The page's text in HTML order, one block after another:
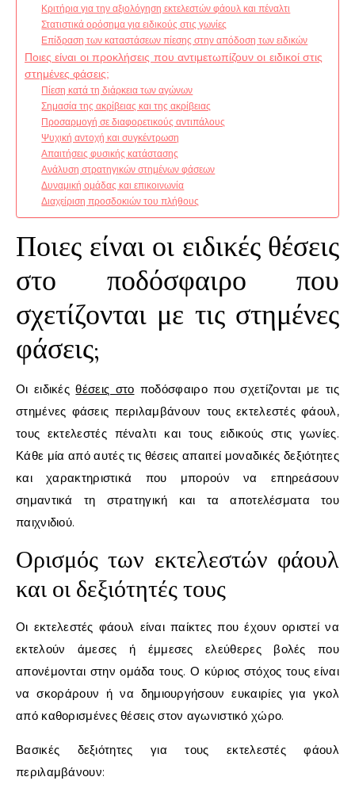
Κριτήρια για την αξιολόγηση εκτελεστών φάουλ και πέναλτι
Στατιστικά ορόσημα για ειδικούς στις γωνίες
Επίδραση των καταστάσεων πίεσης στην απόδοση των ειδικών
Ποιες είναι οι προκλήσεις που αντιμετωπίζουν οι ειδικοί στις
στημένες φάσεις;
Πίεση κατά τη διάρκεια των αγώνων
Σημασία της ακρίβειας και της ακρίβειας
Προσαρμογή σε διαφορετικούς αντιπάλους
Ψυχική αντοχή και συγκέντρωση
Απαιτήσεις φυσικής κατάστασης
Ανάλυση στρατηγικών στημένων φάσεων
Δυναμική ομάδας και επικοινωνία
Διαχείριση προσδοκιών του πλήθους
Ποιες είναι οι ειδικές θέσεις
στο ποδόσφαιρο που
σχετίζονται με τις στημένες
φάσεις;
Οι ειδικέςθέσεις στο ποδόσφαιρο που σχετίζονται με τις
στημένες φάσεις περιλαμβάνουν τους εκτελεστές φάουλ,
τους εκτελεστές πέναλτι και τους ειδικούς στις γωνίες.
Κάθε μία από αυτές τις θέσεις απαιτεί μοναδικές δεξιότητες
και χαρακτηριστικά που μπορούν να επηρεάσουν
σημαντικά τη στρατηγική και τα αποτελέσματα του
παιχνιδιού.
Ορισμός των εκτελεστών φάουλ
και οι δεξιότητές τους
Οι εκτελεστές φάουλ είναι παίκτες που έχουν οριστεί να
εκτελούν άμεσες ή έμμεσες ελεύθερες βολές που
απονέμονται στην ομάδα τους. Ο κύριος στόχος τους είναι
να σκοράρουν ή να δημιουργήσουν ευκαιρίες για γκολ
από καθορισμένες θέσεις στον αγωνιστικό χώρο.
Βασικές δεξιότητες για τους εκτελεστές φάουλ
περιλαμβάνουν: